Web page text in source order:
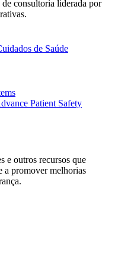
consultoria liderada por
de Saúde
Patient Safety
e outros recursos que
a promover melhorias